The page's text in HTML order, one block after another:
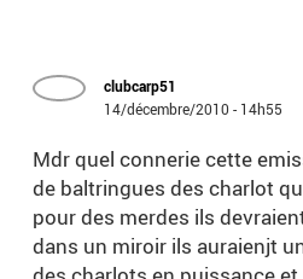
clubcarp51
14/décembre/2010 - 14h55
Mdr quel connerie cette
de baltringues des charlot
pour des merdes ils
dans un miroir ils auraienjt